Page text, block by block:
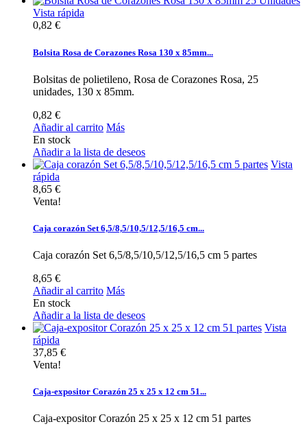
Vista rápida
0,82 €
Bolsita Rosa de Corazones Rosa 130 x 85mm...
Bolsitas de polietileno, Rosa de Corazones Rosa, 25
unidades, 130 x 85mm.
0,82 €
Añadir al carrito Más
En stock
Añadir a la lista de deseos
Vista
rápida
8,65 €
Venta!
Caja corazón Set 6,5/8,5/10,5/12,5/16,5 cm...
Caja corazón Set 6,5/8,5/10,5/12,5/16,5 cm 5 partes
8,65 €
Añadir al carrito Más
En stock
Añadir a la lista de deseos
Vista
rápida
37,85 €
Venta!
Caja-expositor Corazón 25 x 25 x 12 cm 51...
Caja-expositor Corazón 25 x 25 x 12 cm 51 partes